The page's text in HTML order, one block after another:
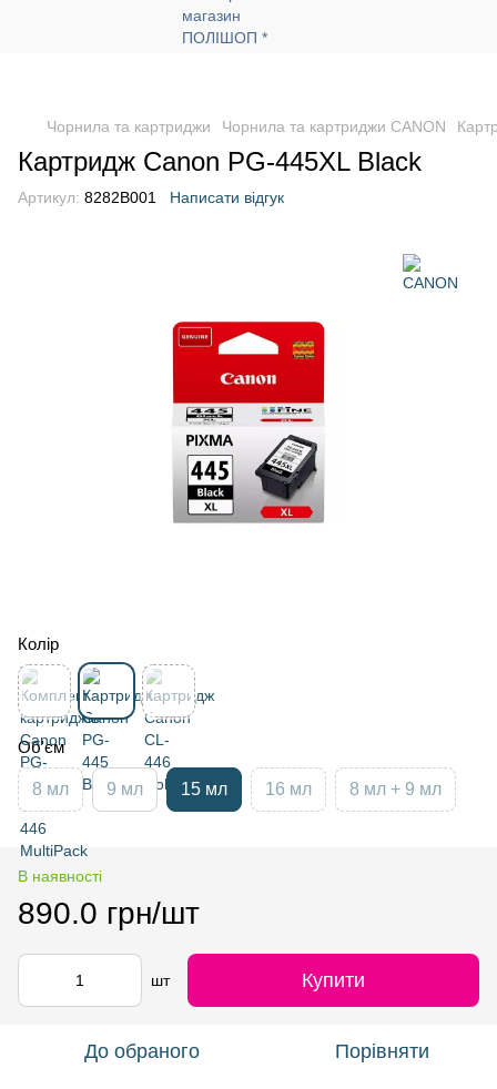
Чорнила та картриджи Чорнила та картриджи CANON
Картридж Canon PG-445XL Black
Артикул: 8282B001 Написати відгук
Колір
Об'єм
8 мл 9 мл 15 мл 16 мл 8 мл + 9 мл
В наявності
890.0 грн/шт
шт Купити
До обраного Порівняти